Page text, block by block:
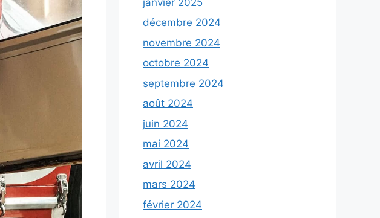
décembre 2024
novembre 2024
octobre 2024
septembre 2024
août 2024
juin 2024
mai 2024
avril 2024
mars 2024
février 2024